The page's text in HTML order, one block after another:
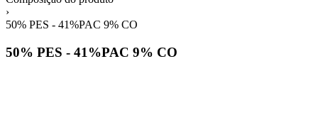
›
50% PES - 41%PAC 9% CO
50% PES - 41%PAC 9% CO